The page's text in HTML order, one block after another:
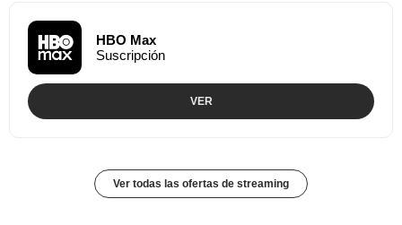
HBO Max
Suscripción
VER
Ver todas las ofertas de streaming